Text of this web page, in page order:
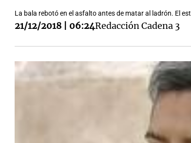
La bala rebotó en el asfalto antes de matar al ladrón. El
21/12/2018 | 06:24Redacción Cadena 3